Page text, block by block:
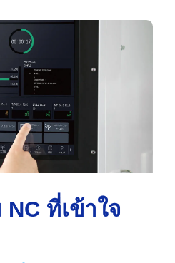
ที่เข้าใจ